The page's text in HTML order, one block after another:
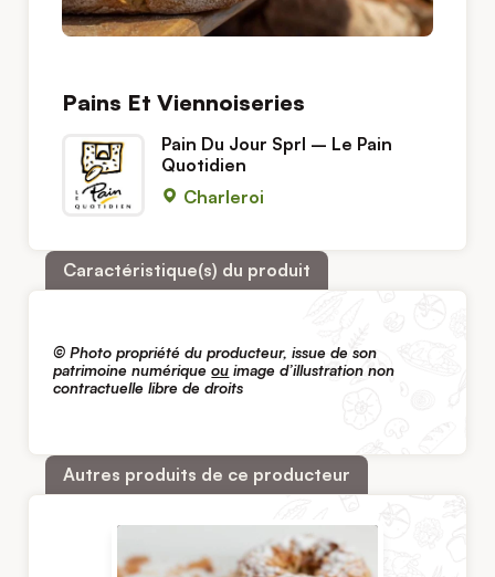
Pains Et Viennoiseries
Pain Du Jour Sprl – Le Pain
Quotidien
Charleroi
Caractéristique(s) du produit
© Photo propriété du producteur, issue de son
patrimoine numériqueou image d’illustration non
contractuelle libre de droits
Autres produits de ce producteur